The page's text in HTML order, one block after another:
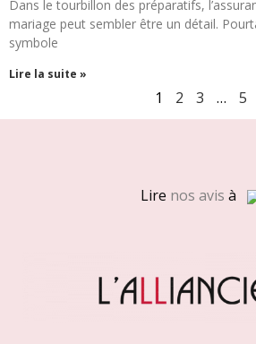
Dans le tourbillon des préparatifs,
mariage peut sembler être un détail.
symbole
Lire la suite »
1 2 3 … 5
Lire nos avis à